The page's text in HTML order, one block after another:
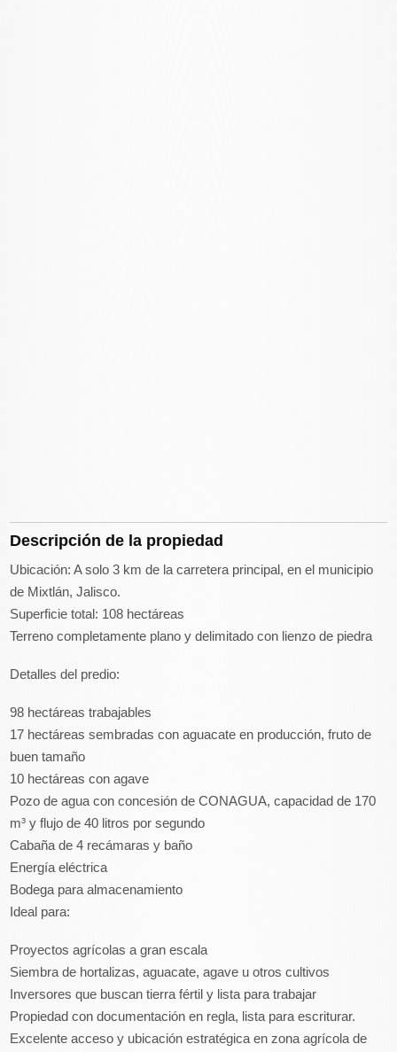
Descripción de la propiedad
Ubicación: A solo 3 km de la carretera principal, en el municipio
de Mixtlán, Jalisco.
Superficie total: 108 hectáreas
Terreno completamente plano y delimitado con lienzo de piedra
Detalles del predio:
98 hectáreas trabajables
17 hectáreas sembradas con aguacate en producción, fruto de
buen tamaño
10 hectáreas con agave
Pozo de agua con concesión de CONAGUA, capacidad de 170
m³ y flujo de 40 litros por segundo
Cabaña de 4 recámaras y baño
Energía eléctrica
Bodega para almacenamiento
Ideal para:
Proyectos agrícolas a gran escala
Siembra de hortalizas, aguacate, agave u otros cultivos
Inversores que buscan tierra fértil y lista para trabajar
Propiedad con documentación en regla, lista para escriturar.
Excelente acceso y ubicación estratégica en zona agrícola de